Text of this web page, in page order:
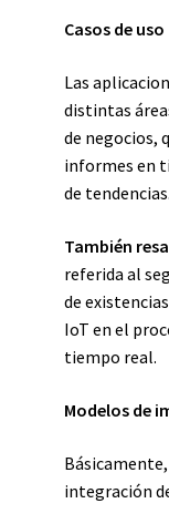
Casos de uso
Las
distintas
de negocios,
informes en
de tendencias.
También
referida al
de
IoT en el
tiempo real.
Modelos de
integración